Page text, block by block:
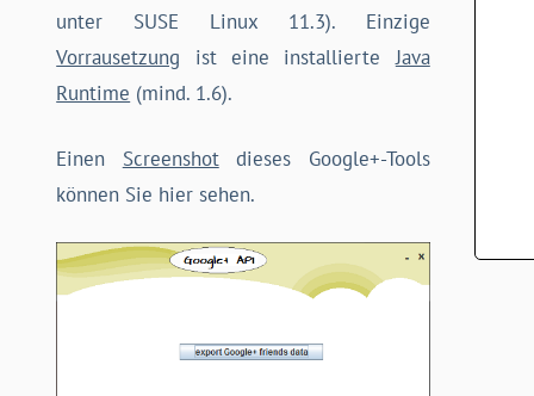
unter SUSE Linux 11.3). Einzige
Vorrausetzung ist eine installierteJava
Runtime (mind. 1.6).
Einen Screenshotdieses Google+-Tools
können Sie hier sehen.